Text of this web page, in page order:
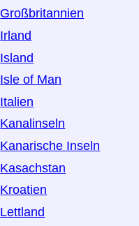
Großbritannien
Irland
Island
Isle of Man
Italien
Kanalinseln
Kanarische Inseln
Kasachstan
Kroatien
Lettland